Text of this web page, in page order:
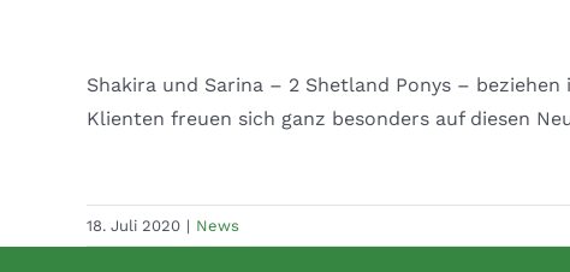
Shakira und Sarina – 2 Shetland Ponys –
Klienten freuen sich ganz besonders auf diesen
18. Juli 2020 | News